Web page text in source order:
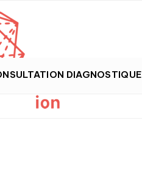
DIAGNOSTIQUE